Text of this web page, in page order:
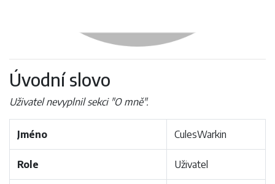
Úvodní slovo
Uživatel nevyplnil sekci "O mně".
Jméno CulesWarkin
Role Uživatel